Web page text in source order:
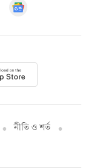
নীতি ও শর্ত